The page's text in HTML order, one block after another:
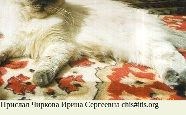
Прислал Чиркова Ирина Сергеевна chis#itis.org